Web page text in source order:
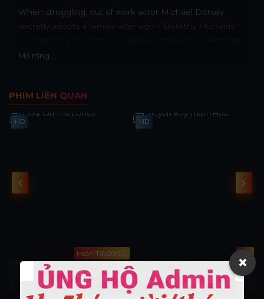
When struggling, out of work actor Michael Dorsey
secretly adopts a female alter ego – Dorothy Michaels –
becomes a feminist icon and ends up in a romantic
Mở rộng...
PHIM LIÊN QUAN
HD
Hoàn Tất(20/20)
Ghost On The Loose
Ghost On The Loose
HD
Full
Chuyến Bay Thảm Họa ×